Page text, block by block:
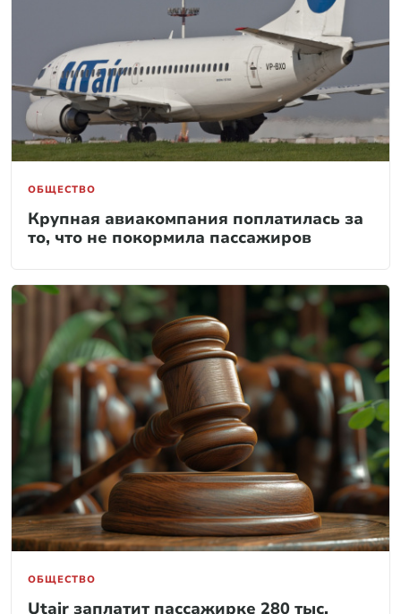
ОБЩЕСТВО
Крупная авиакомпания поплатилась за
то, что не покормила пассажиров
ОБЩЕСТВО
Utair заплатит пассажирке 280 тыс.